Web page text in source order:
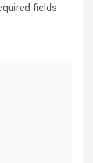
fields